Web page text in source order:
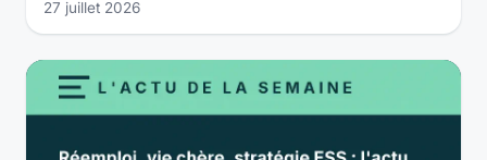
27 juillet 2026